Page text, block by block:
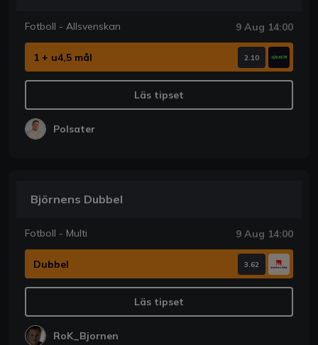
Fotboll - Allsvenskan 9 Aug 14:00
1 + u4,5 mål 2.10
Läs tipset
Polsater
Björnens Dubbel
Fotboll - Multi 9 Aug 14:00
Dubbel 3.62
Läs tipset
RoK_Bjornen